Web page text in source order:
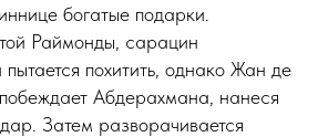
богатые подарки.
Раймонды, сарацин
пытается похитить, однако Жан де
Абдерахмана, нанеся
Затем разворачивается